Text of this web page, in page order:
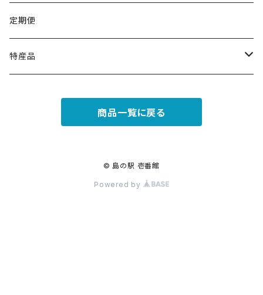
定期便
特産品
商品一覧に戻る
© 島の駅 壱番館
Powered by